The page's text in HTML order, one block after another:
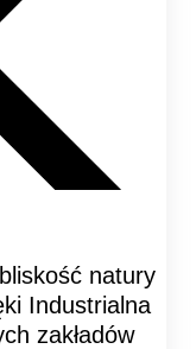
natury
Industrialna
zakładów